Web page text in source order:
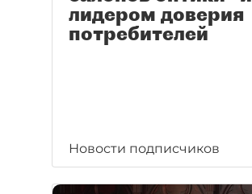
лидером доверия
потребителей
Новости подписчиков